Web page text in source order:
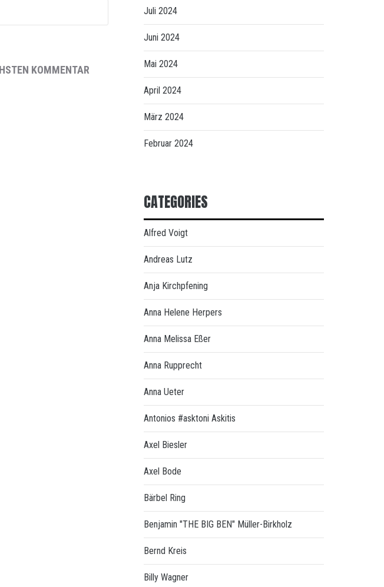
KOMMENTAR
Juli 2024
Juni 2024
Mai 2024
April 2024
März 2024
Februar 2024
CATEGORIES
Alfred Voigt
Andreas Lutz
Anja Kirchpfening
Anna Helene Herpers
Anna Melissa Eßer
Anna Rupprecht
Anna Ueter
Antonios #asktoni Askitis
Axel Biesler
Axel Bode
Bärbel Ring
Benjamin "THE BIG BEN" Müller-Birkholz
Bernd Kreis
Billy Wagner